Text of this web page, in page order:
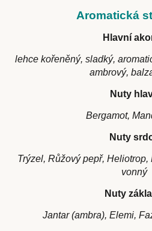
Aromatická
Hlavní
lehce kořeněný, sladký,
ambrový,
Nuty
Bergamot,
Nuty
Trýzel, Růžový pepř,
vonný
Nuty
Jantar (ambra), Elemi,